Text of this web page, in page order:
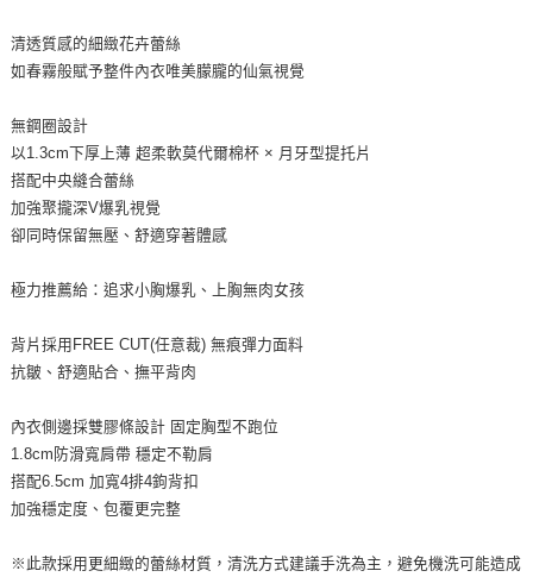
清透質感的細緻花卉蕾絲
如春霧般賦予整件內衣唯美朦朧的仙氣視覺
無鋼圈設計
以1.3cm下厚上薄 超柔軟莫代爾棉杯 × 月牙型提托片
搭配中央縫合蕾絲
加強聚攏深V爆乳視覺
卻同時保留無壓、舒適穿著體感
極力推薦給：追求小胸爆乳、上胸無肉女孩
背片採用FREE CUT(任意裁) 無痕彈力面料
抗皺、舒適貼合、撫平背肉
內衣側邊採雙膠條設計 固定胸型不跑位
1.8cm防滑寬肩帶 穩定不勒肩
搭配6.5cm 加寬4排4鉤背扣
加強穩定度、包覆更完整
※此款採用更細緻的蕾絲材質，清洗方式建議手洗為主，避免機洗可能造成